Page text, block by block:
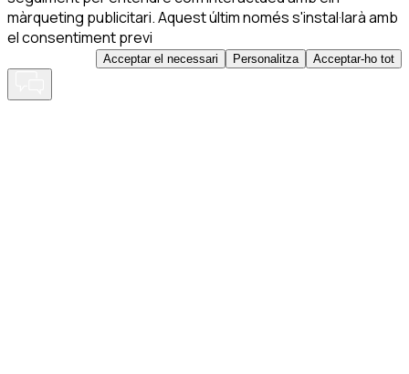
màrqueting publicitari. Aquest últim només s'instal·larà amb
el consentiment previ
Acceptar el necessari Personalitza Acceptar-ho tot